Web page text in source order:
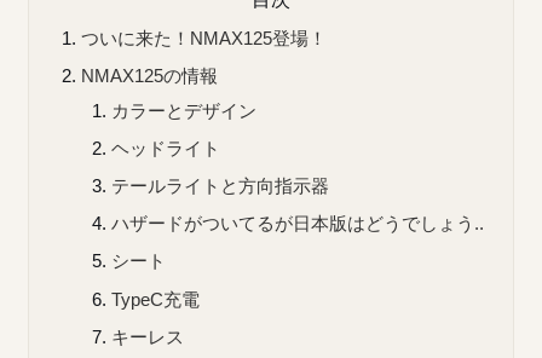
ついに来た！NMAX125登場！
NMAX125の情報
カラーとデザイン
ヘッドライト
テールライトと方向指示器
ハザードがついてるが日本版はどうでしょう..
シート
TypeC充電
キーレス